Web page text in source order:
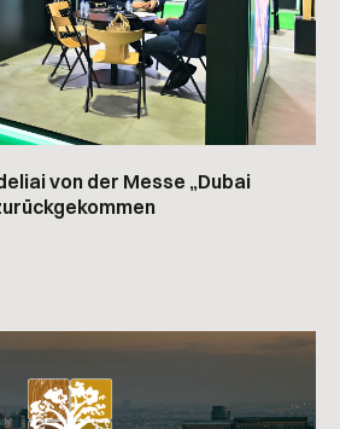
von der Messe „Dubai